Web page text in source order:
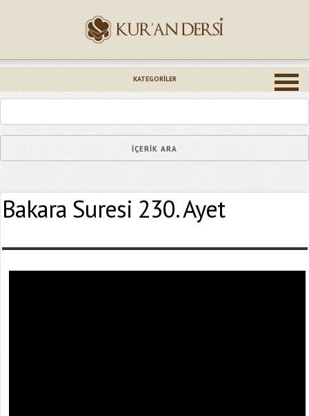
KATEGORILER
Bakara Suresi 230. Ayet
Epostanız (*)
Yaşadığınız Hatanın Ayrıntıları